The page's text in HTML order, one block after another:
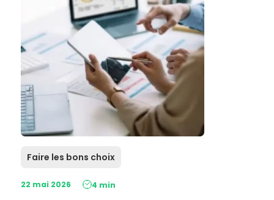
Faire les bons choix
22 mai 2026 4 min